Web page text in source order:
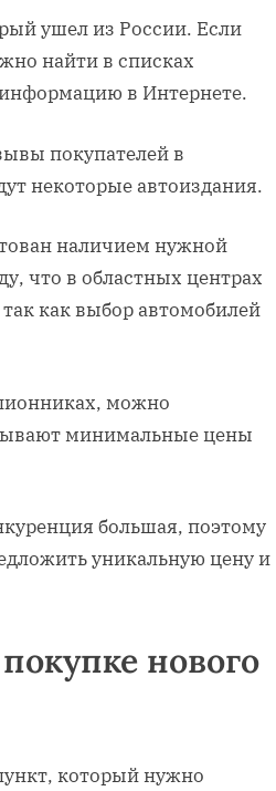
ушел из России. Если
найти в списках
в Интернете.
покупателей в
некоторые автоиздания.
наличием нужной
что в областных центрах
как выбор автомобилей
можно
минимальные цены
большая, поэтому
уникальную цену и
нового
который нужно